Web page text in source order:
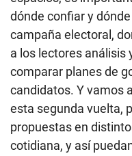
dónde confiar y
campaña electoral,
a los lectores análisis
comparar planes de
candidatos. Y vamos
esta segunda vuelta,
propuestas en
cotidiana, y así